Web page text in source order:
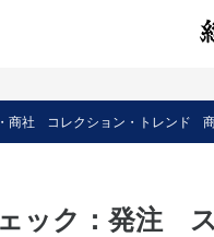
商社 コレクション・トレンド
ック：発注